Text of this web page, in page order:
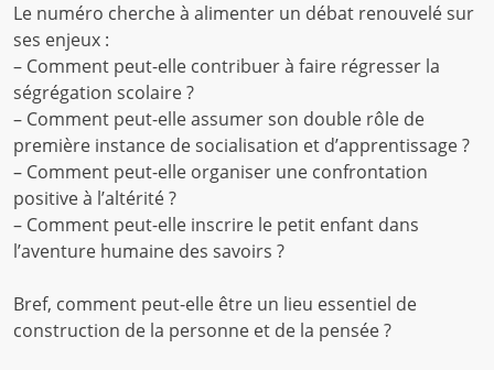
Le numéro cherche à alimenter un débat renouvelé sur
ses enjeux :
– Comment peut-elle contribuer à faire régresser la
ségrégation scolaire ?
– Comment peut-elle assumer son double rôle de
première instance de socialisation et d’apprentissage ?
– Comment peut-elle organiser une confrontation
positive à l’altérité ?
– Comment peut-elle inscrire le petit enfant dans
l’aventure humaine des savoirs ?
Bref, comment peut-elle être un lieu essentiel de
construction de la personne et de la pensée ?